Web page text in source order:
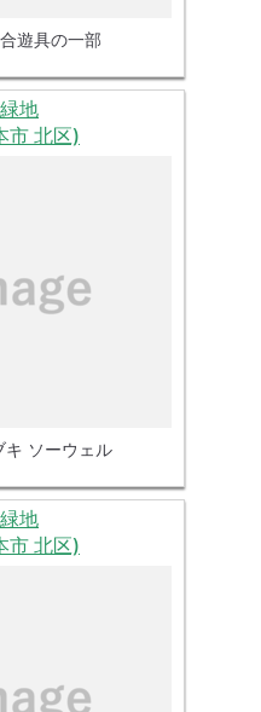
遊具の一部
地
市 北区)
ソーウェル
地
市 北区)